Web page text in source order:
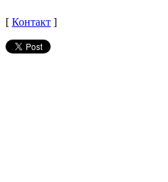
[ Контакт ]